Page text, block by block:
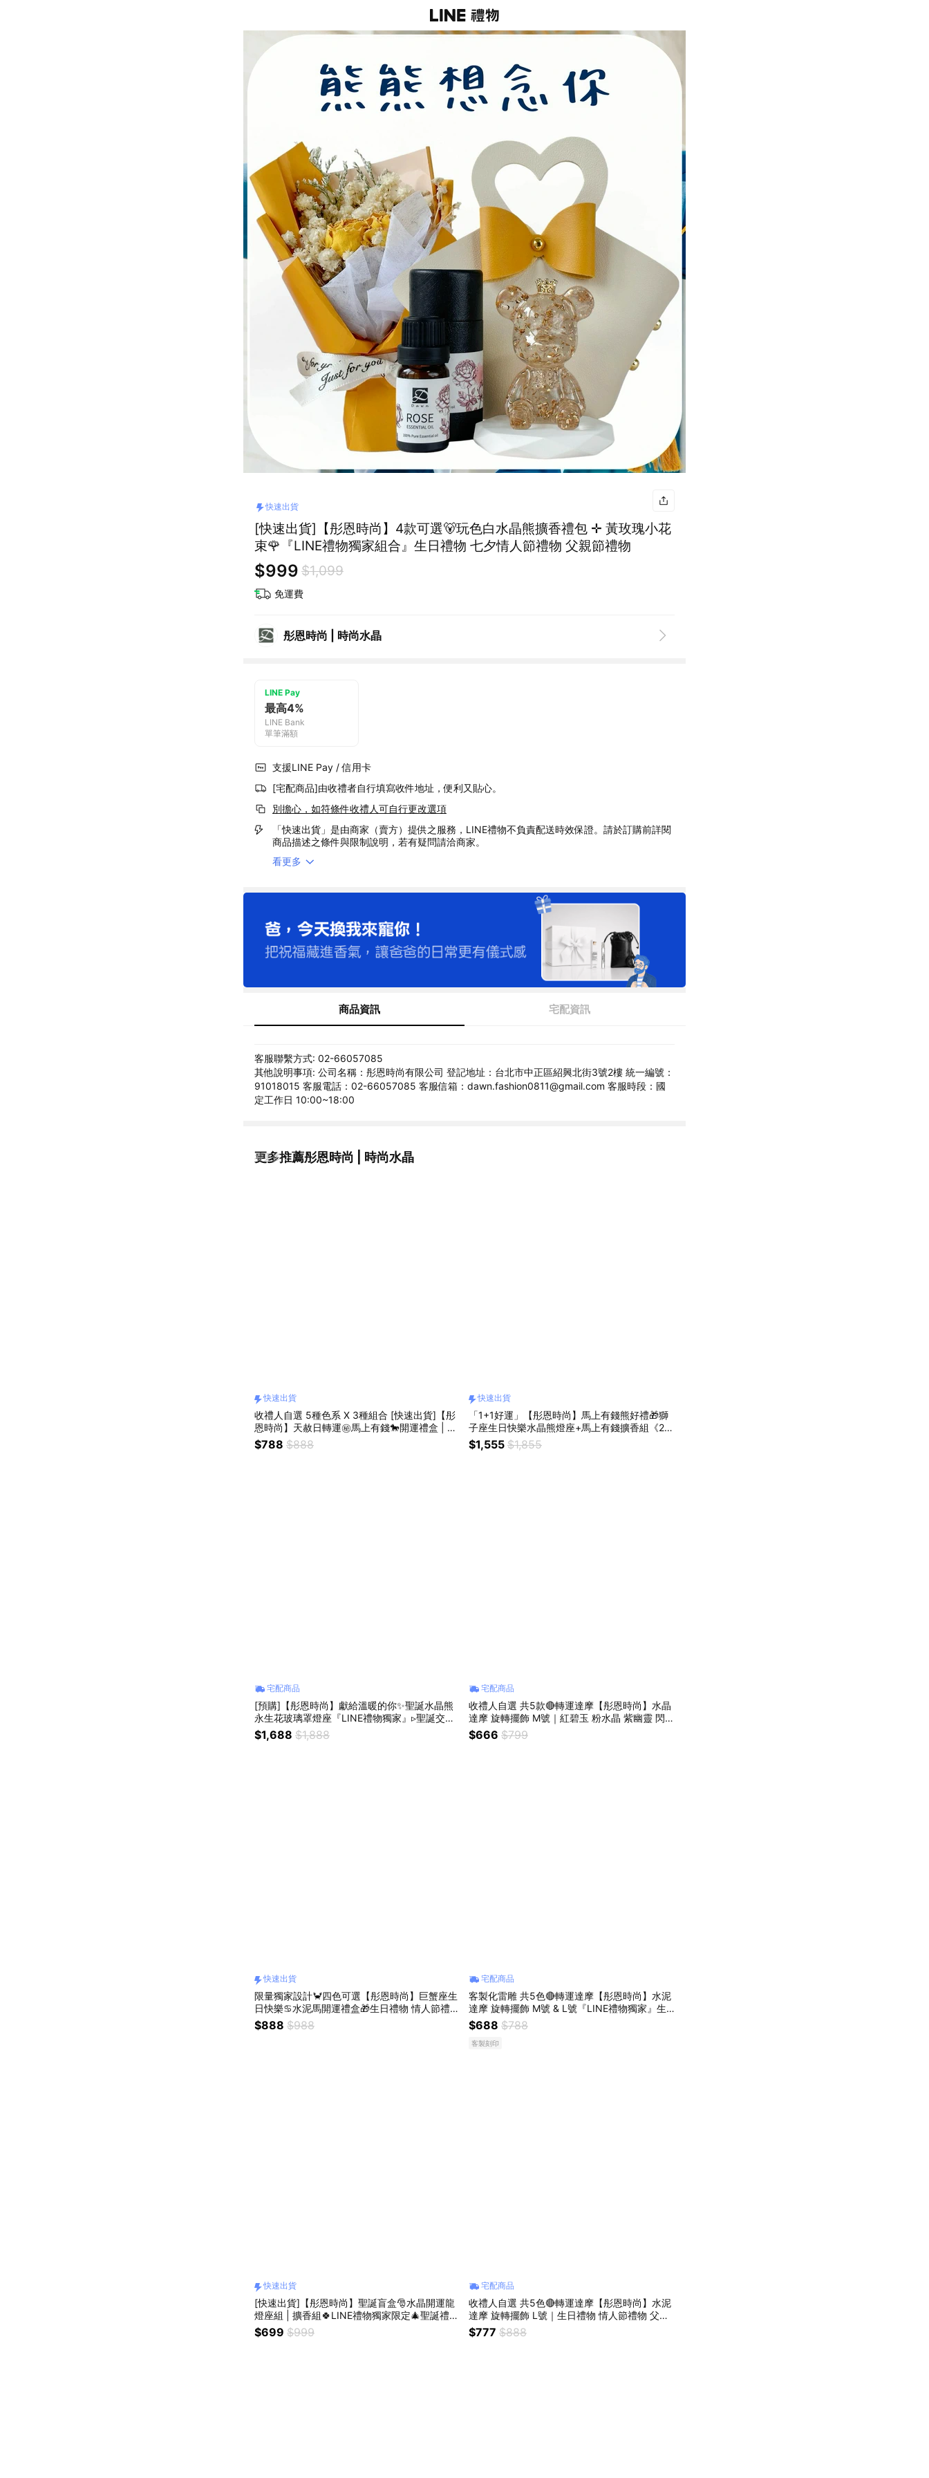
快速出貨
[快速出貨]【彤恩時尚】4款可選🐻玩色白水晶熊擴香禮包 ✛ 黃玫瑰小花
束🌹『LINE禮物獨家組合』生日禮物 七夕情人節禮物 父親節禮物
$999 $1,099
免運費
彤恩時尚 | 時尚水晶
LINE Pay
最高4%
LINE Bank
單筆滿額
支援LINE Pay / 信用卡
[宅配商品]由收禮者自行填寫收件地址，便利又貼心。
別擔心，如符條件收禮人可自行更改選項
「快速出貨」是由商家（賣方）提供之服務，LINE禮物不負責配送時效保證。請於訂購前詳閱
商品描述之條件與限制說明，若有疑問請洽商家。
看更多
商品資訊 宅配資訊
客服聯繫方式: 02-66057085
其他說明事項: 公司名稱：彤恩時尚有限公司 登記地址：台北市中正區紹興北街3號2樓 統一編號：
91018015 客服電話：02-66057085 客服信箱：dawn.fashion0811@gmail.com 客服時段：國
定工作日 10:00~18:00
更多推薦彤恩時尚 | 時尚水晶
看更多
快速出貨
收禮人自選 5種色系 X 3種組合 [快速出貨]【彤
恩時尚】天赦日轉運㊙️馬上有錢🐎開運禮盒 | 環
$788 $888
快速出貨
「1+1好運」【彤恩時尚】馬上有錢熊好禮🎁獅
子座生日快樂水晶熊燈座+馬上有錢擴香組《20
26新款》『LINE禮物獨家』 生日禮物 情人節禮
物「快速出貨」
$1,555 $1,855
宅配商品
[預購]【彤恩時尚】獻給溫暖的你✨聖誕水晶熊
永生花玻璃罩燈座『LINE禮物獨家』▹聖誕交換
禮物 家飾佈置
$1,688 $1,888
宅配商品
收禮人自選 共5款🔴轉運達摩【彤恩時尚】水晶
達摩 旋轉擺飾 M號｜紅碧玉 粉水晶 紫幽靈 閃靈
鑽 藍紋瑪瑙｜生日禮物 情人節禮物 父親節禮物
$666 $799
快速出貨
限量獨家設計🦀四色可選【彤恩時尚】巨蟹座生
日快樂♋水泥馬開運禮盒🎁生日禮物 情人節禮物
『LINE禮物獨家 / 快速出貨 / 自選規格』
$888 $988
宅配商品
客製化雷雕 共5色🔴轉運達摩【彤恩時尚】水泥
達摩 旋轉擺飾 M號 & L號『LINE禮物獨家』生
日禮物 情人節禮物 父親節禮物
$688 $788
客製刻印
快速出貨
[快速出貨]【彤恩時尚】聖誕盲盒🎅水晶開運龍
燈座組 | 擴香組🍀LINE禮物獨家限定🎄聖誕禮物
交換禮物
$699 $999
宅配商品
收禮人自選 共5色🔴轉運達摩【彤恩時尚】水泥
達摩 旋轉擺飾 L號｜生日禮物 情人節禮物 父親
節禮物
$777 $888